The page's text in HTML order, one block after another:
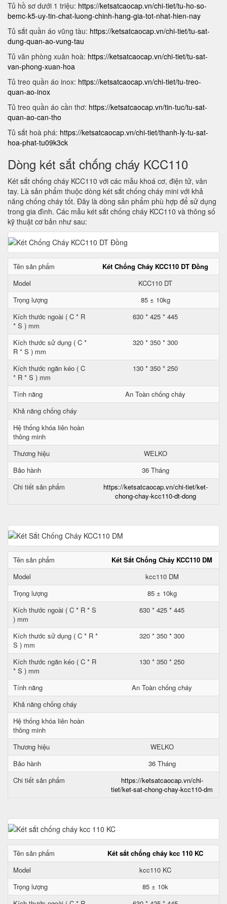
Tủ hồ sơ dưới 1 triệu: https://ketsatcaocap.vn/chi-tiet/tu-ho-so-
bemc-k5-uy-tin-chat-luong-chinh-hang-gia-tot-nhat-hien-nay
Tủ sắt quần áo vũng tàu: https://ketsatcaocap.vn/chi-tiet/tu-sat-
dung-quan-ao-vung-tau
Tủ văn phòng xuân hoà: https://ketsatcaocap.vn/chi-tiet/tu-sat-
van-phong-xuan-hoa
Tủ treo quần áo inox: https://ketsatcaocap.vn/chi-tiet/tu-treo-
quan-ao-inox
Tủ treo quần áo cần thơ: https://ketsatcaocap.vn/tin-tuc/tu-sat-
quan-ao-can-tho
Tủ sắt hoà phá: https://ketsatcaocap.vn/chi-tiet/thanh-ly-tu-sat-
hoa-phat-tu09k3ck
Dòng két sắt chống cháy KCC110
Két sắt chống cháy KCC110 với các mẫu khoá cơ, điện tử, vân
tay. Là sản phẩm thuộc dòng két sắt chống cháy mini với khả
năng chống cháy tốt. Đây là dòng sản phẩm phù hợp để sử dụng
trong gia đình. Các mẫu két sắt chống cháy KCC110 và thông số
kỹ thuật cơ bản như sau:
Tên sản phẩm
Két Chống Cháy KCC110 DT Đồng
Model
KCC110 DT
Trọng lượng
85 ± 10kg
Kích thước ngoài ( C * R
* S ) mm
630 * 425 * 445
Kích thước sử dụng ( C *
R * S ) mm
320 * 350 * 300
Kích thước ngăn kéo ( C
* R * S ) mm
130 * 350 * 250
Tính năng
An Toàn chống cháy
Khả năng chống cháy
Hệ thống khóa liên hoàn
thông minh
Thương hiệu
WELKO
Bảo hành
36 Tháng
Chi tiết sản phẩm
https://ketsatcaocap.vn/chi-tiet/ket-
chong-chay-kcc110-dt-dong
Tên sản phẩm
Két Sắt Chống Cháy KCC110 DM
Model
kcc110 DM
Trọng lượng
85 ± 10kg
Kích thước ngoài ( C * R * S
) mm
630 * 425 * 445
Kích thước sử dụng ( C * R *
S ) mm
320 * 350 * 300
Kích thước ngăn kéo ( C * R
* S ) mm
130 * 350 * 250
Tính năng
An Toàn chống cháy
Khả năng chống cháy
Hệ thống khóa liên hoàn
thông minh
Thương hiệu
WELKO
Bảo hành
36 Tháng
Chi tiết sản phẩm
https://ketsatcaocap.vn/chi-
tiet/ket-sat-chong-chay-kcc110-dm
Tên sản phẩm
Két sắt chống cháy kcc 110 KC
Model
kcc110 KC
Trọng lượng
85 ± 10k